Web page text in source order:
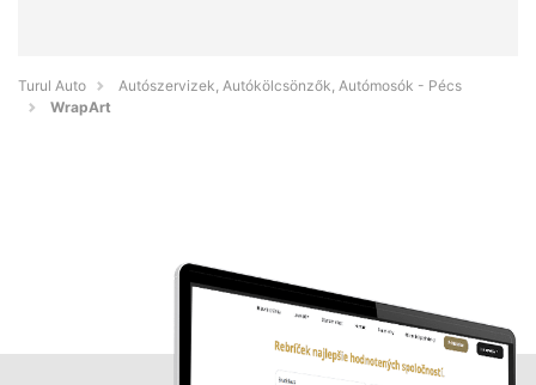
Turul Auto
Autószervizek, Autókölcsönzők, Autómosók - Pécs
WrapArt